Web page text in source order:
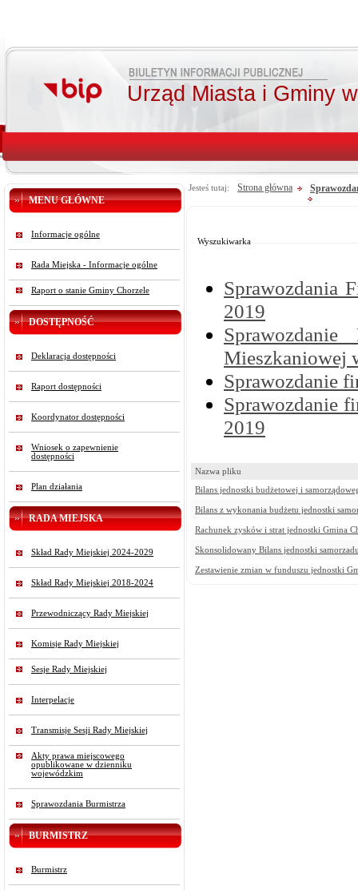
Urząd Miasta i Gminy
MENU GŁÓWNE
Informacje ogólne
Rada Miejska - Informacje ogólne
Raport o stanie Gminy Chorzele
DOSTĘPNOŚĆ
Deklaracja dostępności
Raport dostępności
Koordynator dostępności
Wniosek o zapewnienie
dostępności
Plan działania
RADA MIEJSKA
Skład Rady Miejskiej 2024-2029
Skład Rady Miejskiej 2018-2024
Przewodniczący Rady Miejskiej
Komisje Rady Miejskiej
Sesje Rady Miejskiej
Interpelacje
Transmisje Sesji Rady Miejskiej
Akty prawa miejscowego
opublikowane w dzienniku
wojewódzkim
Sprawozdania Burmistrza
BURMISTRZ
Burmistrz
Jesteś tutaj: Strona główna
Wyszukiwarka
Sprawozdania
2019
Mieszkaniowej
Sprawozdanie
Sprawozdanie
2019
Nazwa pliku
Bilans jednostki budżetowej i
Bilans z wykonania budżetu jednostki
Rachunek zysków i strat jednostki Gmina
Skonsolidowany Bilans jednostki
Zestawienie zmian w funduszu jednostki